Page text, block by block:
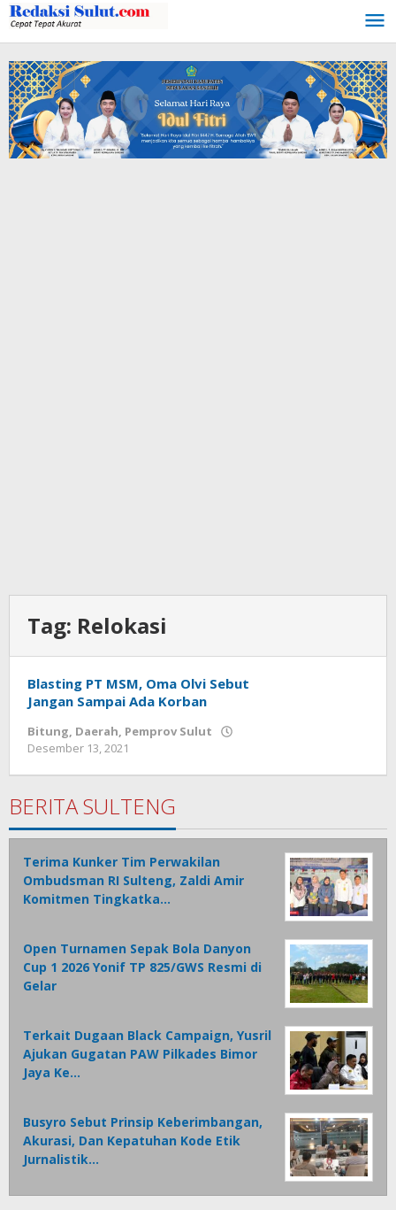
Lewati
ke
konten
Tag: Relokasi
Blasting PT MSM, Oma Olvi Sebut
Jangan Sampai Ada Korban
Bitung, Daerah, Pemprov Sulut
Desember 13, 2021
BERITA SULTENG
Terima Kunker Tim Perwakilan
Ombudsman RI Sulteng, Zaldi Amir
Komitmen Tingkatka…
Open Turnamen Sepak Bola Danyon
Cup 1 2026 Yonif TP 825/GWS Resmi di
Gelar
Terkait Dugaan Black Campaign, Yusril
Ajukan Gugatan PAW Pilkades Bimor
Jaya Ke…
Busyro Sebut Prinsip Keberimbangan,
Akurasi, Dan Kepatuhan Kode Etik
Jurnalistik…